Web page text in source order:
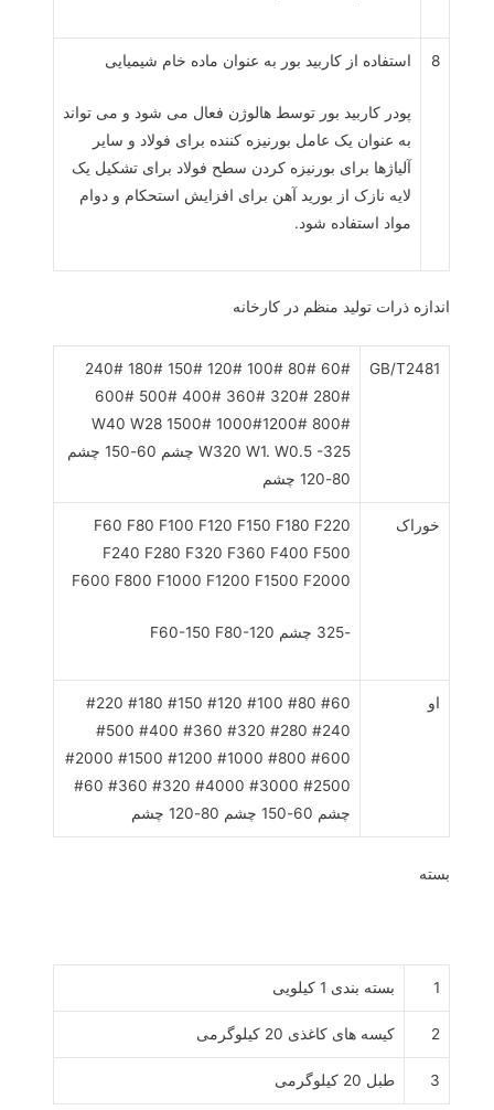
8 استفاده از کاربید بور به عنوان ماده خام شیمیایی
پودر کاربید بور توسط هالوژن فعال می شود و می تواند
به عنوان یک عامل بورنیزه کننده برای فولاد و سایر
آلیاژها برای بورنیزه کردن سطح فولاد برای تشکیل یک
لایه نازک از بورید آهن برای افزایش استحکام و دوام
مواد استفاده شود.
اندازه ذرات تولید منظم در کارخانه
GB/T2481
60# 80# 100# 120# 150# 180# 240#
280# 320# 360# 400# 500# 600#
800# 1000#1200# 1500# W40 W28
W320 W1. W0.5 -325 چشم 60-150 چشم
80-120 چشم
خوراک
F60 F80 F100 F120 F150 F180 F220
F240 F280 F320 F360 F400 F500
F600 F800 F1000 F1200 F1500 F2000
-325 چشم F60-150 F80-120
او
#60 #80 #100 #120 #150 #180 #220
#240 #280 #320 #360 #400 #500
#600 #800 #1000 #1200 #1500 #2000
#2500 #3000 #4000 #320 #360 #60
چشم 60-150 چشم 80-120 چشم
بسته
1 بسته بندی 1 کیلویی
2 کیسه های کاغذی 20 کیلوگرمی
3 طبل 20 کیلوگرمی